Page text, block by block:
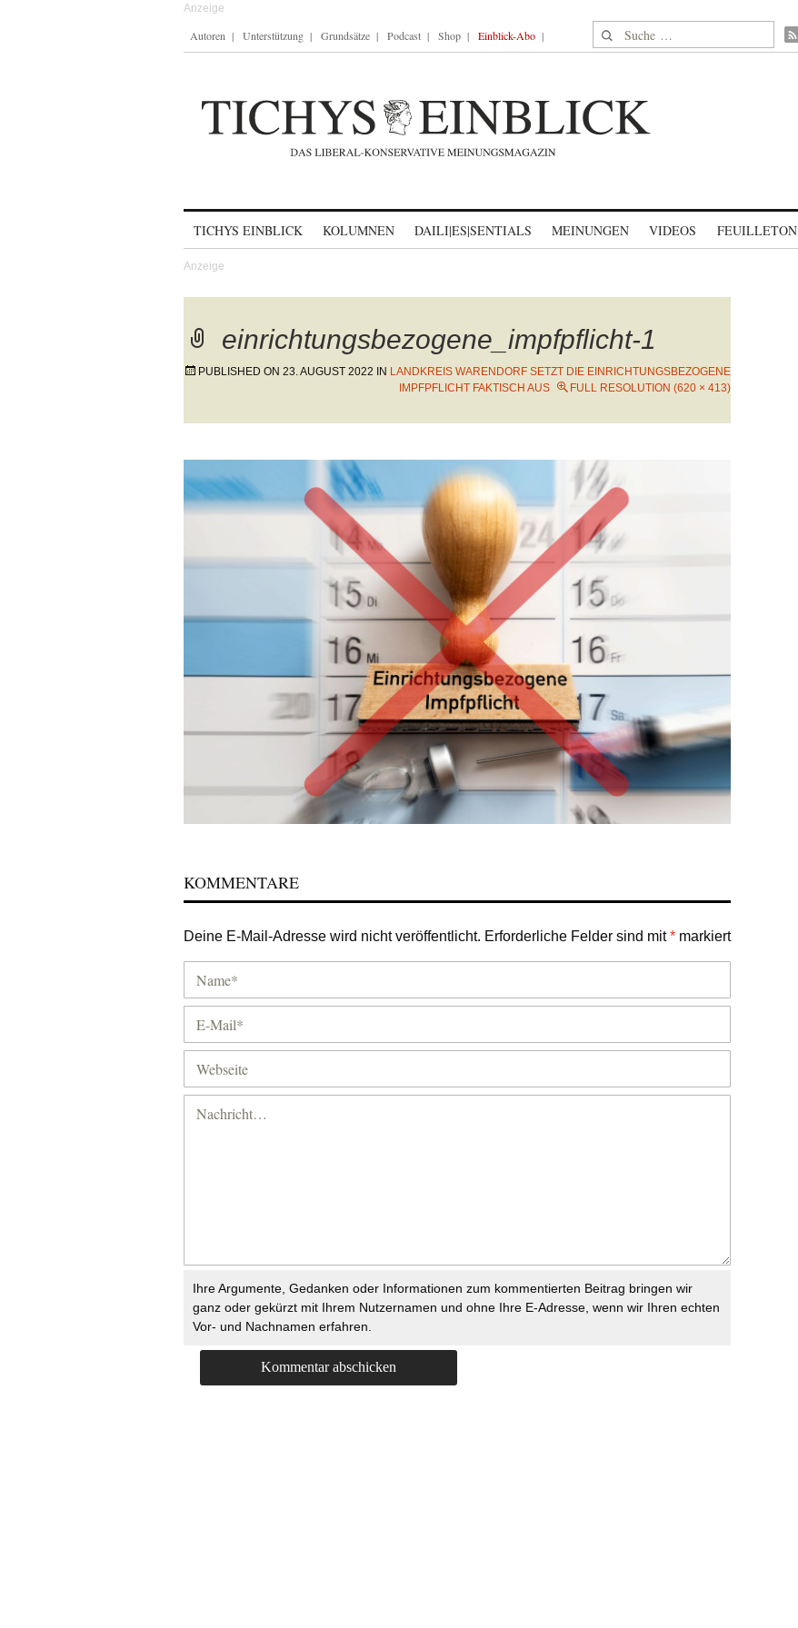
Autoren Unterstützung Grundsätze Podcast Shop Einblick-Abo Suche nach:
TICHYS EINBLICK KOLUMNEN DAILI|ES|SENTIALS MEINUNGEN VIDEOS FEUILLETON
einrichtungsbezogene_impfpflicht-1
PUBLISHED ON 23. AUGUST 2022 IN LANDKREIS WARENDORF SETZT DIE EINRICHTUNGSBEZOGENE
IMPFPFLICHT FAKTISCH AUS
FULL RESOLUTION (620 × 413)
KOMMENTARE
Deine E-Mail-Adresse wird nicht veröffentlicht. Erforderliche Felder sind mit* markiert
Ihre Argumente, Gedanken oder Informationen zum kommentierten Beitrag bringen wir
ganz oder gekürzt mit Ihrem Nutzernamen und ohne Ihre E-Adresse, wenn wir Ihren echten
Vor- und Nachnamen erfahren.